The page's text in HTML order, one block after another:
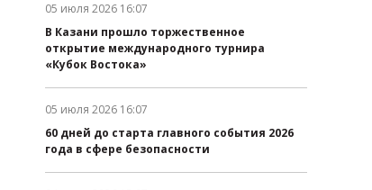
05 июля 2026 16:07
В Казани прошло торжественное
открытие международного турнира
«Кубок Востока»
Дата публикации:
05 июля 2026 16:07
60 дней до старта главного события 2026
года в сфере безопасности